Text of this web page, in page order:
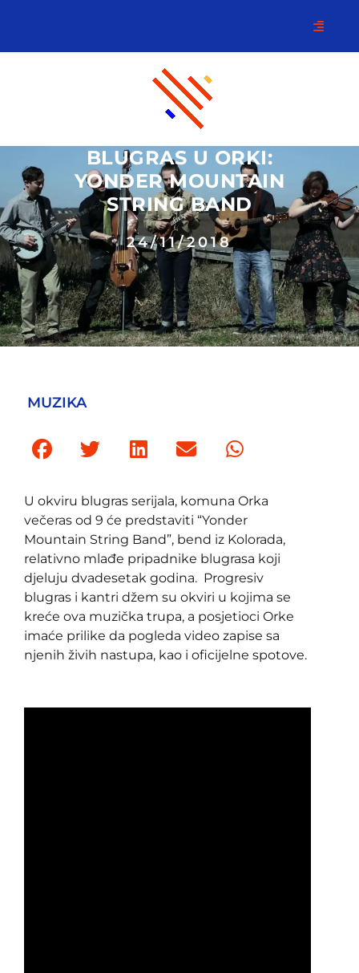
BLUGRAS U ORKI:
YONDER MOUNTAIN
STRING BAND
24/11/2018
MUZIKA
U okviru blugras serijala, komuna Orka
večeras od 9 će predstaviti “Yonder
Mountain String Band”, bend iz Kolorada,
relativno mlađe pripadnike blugrasa koji
djeluju dvadesetak godina. Progresiv
blugras i kantri džem su okviri u kojima se
kreće ova muzička trupa, a posjetioci Orke
imaće prilike da pogleda video zapise sa
njenih živih nastupa, kao i oficijelne spotove.